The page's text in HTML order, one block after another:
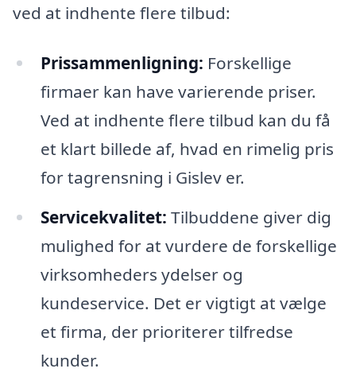
ved at indhente flere tilbud:
Prissammenligning: Forskellige
firmaer kan have varierende priser.
Ved at indhente flere tilbud kan du få
et klart billede af, hvad en rimelig pris
for tagrensning i Gislev er.
Servicekvalitet: Tilbuddene giver dig
mulighed for at vurdere de forskellige
virksomheders ydelser og
kundeservice. Det er vigtigt at vælge
et firma, der prioriterer tilfredse
kunder.